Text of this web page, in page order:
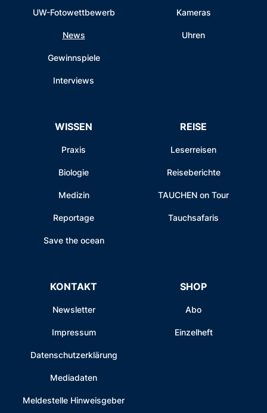
UW-Fotowettbewerb
News
Gewinnspiele
Interviews
Kameras
Uhren
WISSEN
Praxis
Biologie
Medizin
Reportage
Save the ocean
REISE
Leserreisen
Reiseberichte
TAUCHEN on Tour
Tauchsafaris
KONTAKT
Newsletter
Impressum
Datenschutzerklärung
Mediadaten
Meldestelle Hinweisgeber
SHOP
Abo
Einzelheft